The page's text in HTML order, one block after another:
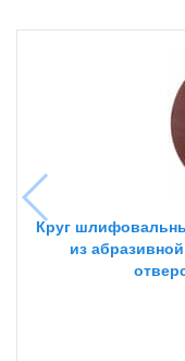
Круг
из